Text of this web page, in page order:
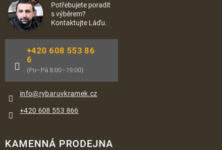
Potřebujete poradit
s výběrem?
Kontaktujte Láďu.
info@rybaruvkramek.cz
+420 608 553 86
6
(Po–Pá 8:00–19:00)
+420 608 553 866
KAMENNÁ PRODEJNA